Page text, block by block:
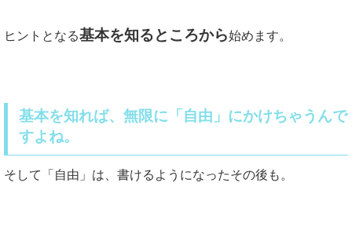
ヒントとなる基本を知るところから始めます。
基本を知れば、無限に「自由」にかけちゃうんで
すよね。
そして「自由」は、書けるようになったその後も。